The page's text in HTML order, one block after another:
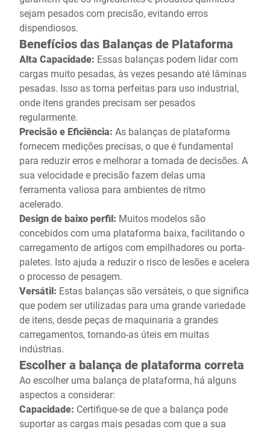
sejam pesados com precisão, evitando erros
dispendiosos.
Benefícios das Balanças de Plataforma
Alta Capacidade: Essas balanças podem lidar com
cargas muito pesadas, às vezes pesando até lâminas
pesadas. Isso as torna perfeitas para uso industrial,
onde itens grandes precisam ser pesados
regularmente.
Precisão e Eficiência: As balanças de plataforma
fornecem medições precisas, o que é fundamental
para reduzir erros e melhorar a tomada de decisões. A
sua velocidade e precisão fazem delas uma
ferramenta valiosa para ambientes de ritmo
acelerado.
Design de baixo perfil: Muitos modelos são
concebidos com uma plataforma baixa, facilitando o
carregamento de artigos com empilhadores ou porta-
paletes. Isto ajuda a reduzir o risco de lesões e acelera
o processo de pesagem.
Versátil: Estas balanças são versáteis, o que significa
que podem ser utilizadas para uma grande variedade
de itens, desde peças de maquinaria a grandes
carregamentos, tornando-as úteis em muitas
indústrias.
Escolher a balança de plataforma correta
Ao escolher uma balança de plataforma, há alguns
aspectos a considerar:
Capacidade: Certifique-se de que a balança pode
suportar as cargas mais pesadas com que a sua